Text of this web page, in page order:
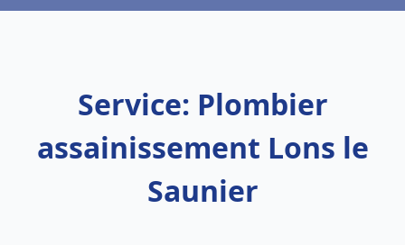
Service: Plombier
assainissement Lons le
Saunier